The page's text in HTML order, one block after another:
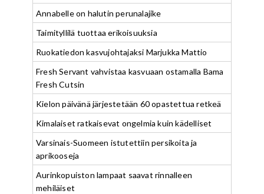
Annabelle on halutin perunalajike
Taimityllilä tuottaa erikoisuuksia
Ruokatiedon kasvujohtajaksi Marjukka Mattio
Fresh Servant vahvistaa kasvuaan ostamalla Bama
Fresh Cutsin
Kielon päivänä järjestetään 60 opastettua retkeä
Kimalaiset ratkaisevat ongelmia kuin kädelliset
Varsinais-Suomeen istutettiin persikoita ja
aprikooseja
Aurinkopuiston lampaat saavat rinnalleen
mehiläiset